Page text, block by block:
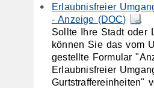
Erlaubnisfreier
- Anzeige (DOC)
Sollte Ihre Stadt oder
können Sie das vom
gestellte Formular
Erlaubnisfreier
Gurtstraffereinheiten"